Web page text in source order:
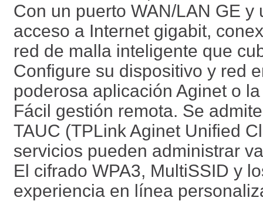
Con un puerto WAN/LAN GE
acceso a Internet gigabit,
red de malla inteligente que
Configure su dispositivo y red
poderosa aplicación Aginet o
Fácil gestión remota. Se
TAUC (TPLink Aginet Unified
servicios pueden administrar
El cifrado WPA3, MultiSSID y
experiencia en línea